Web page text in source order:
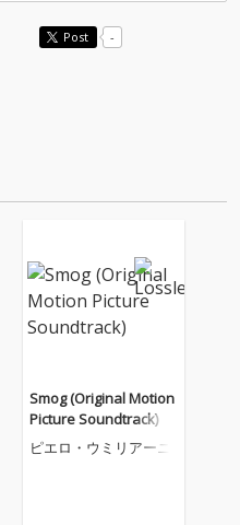
Post -
Smog (Original Motion
Picture Soundtrack)
ピエロ・ウミリアーニ